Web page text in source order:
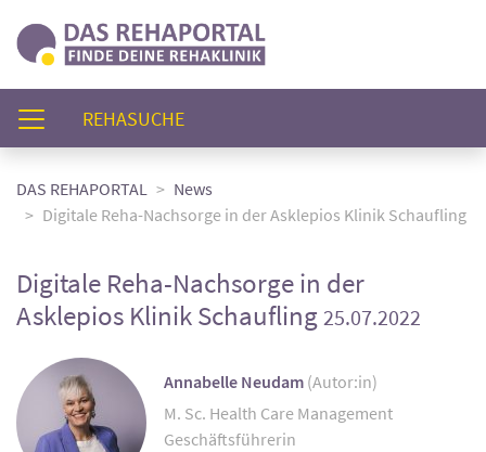
REHASUCHE(AKTUELL)
DAS REHAPORTAL
News
Digitale Reha-Nachsorge in der Asklepios Klinik Schaufling
Digitale Reha-Nachsorge in der
Asklepios Klinik Schaufling 25.07.2022
Annabelle Neudam (Autor:in)
M. Sc. Health Care Management
Geschäftsführerin